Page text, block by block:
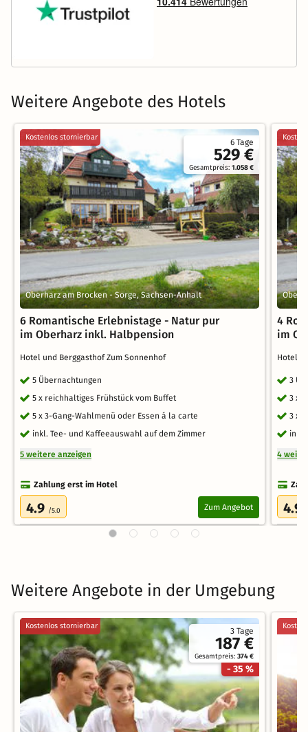
Weitere Angebote des Hotels
6 Tage
529 €
Gesamtpreis:1.058 €
Kostenlos stornierbar
Oberharz am Brocken - Sorge, Sachsen-Anhalt
6 Romantische Erlebnistage - Natur pur
im Oberharz inkl. Halbpension
Hotel und Berggasthof Zum Sonnenhof
5 Übernachtungen
5 x reichhaltiges Frühstück vom Buffet
5 x 3-Gang-Wahlmenü oder Essen á la carte
inkl. Tee- und Kaffeeauswahl auf dem Zimmer
5 weitere anzeigen
Zahlung erst im Hotel
4.9 /5.0 Zum Angebot
4
im
Hotel
3
3 x
3 x
inkl.
4
4.9
Weitere Angebote in der Umgebung
3 Tage
187 €
Gesamtpreis:374 €
- 35 %
Kostenlos stornierbar